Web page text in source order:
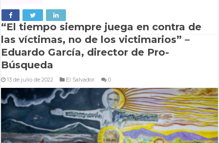
“El tiempo siempre juega en contra de
las víctimas, no de los victimarios” –
Eduardo García, director de Pro-
Búsqueda
13 de julio de 2022 El Salvador 0